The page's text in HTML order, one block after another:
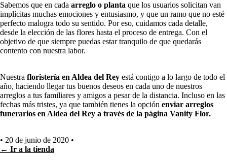
Sabemos que en cada arreglo o planta que los usuarios solicitan van
implícitas muchas emociones y entusiasmo, y que un ramo que no esté
perfecto malogra todo su sentido. Por eso, cuidamos cada detalle,
desde la elección de las flores hasta el proceso de entrega. Con el
objetivo de que siempre puedas estar tranquilo de que quedarás
contento con nuestra labor.
Nuestra floristería en Aldea del Rey está contigo a lo largo de todo el
año, haciendo llegar tus buenos deseos en cada uno de nuestros
arreglos a tus familiares y amigos a pesar de la distancia. Incluso en las
fechas más tristes, ya que también tienes la opción enviar arreglos
funerarios en Aldea del Rey a través de la página Vanity Flor.
• 20 de junio de 2020 •
← Ir a la tienda